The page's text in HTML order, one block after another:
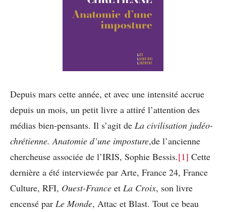
Depuis mars cette année, et avec une intensité accrue
depuis un mois, un petit livre a attiré l’attention des
médias bien-pensants. Il s’agit de La civilisation judéo-
chrétienne. Anatomie d’une imposture,de l’ancienne
chercheuse associée de l’IRIS, Sophie Bessis.[1] Cette
dernière a été interviewée par Arte, France 24, France
Culture, RFI, Ouest-France et La Croix, son livre
encensé par Le Monde, Attac et Blast. Tout ce beau